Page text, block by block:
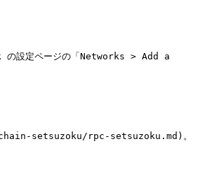
の設定ページの「Networks > Add a